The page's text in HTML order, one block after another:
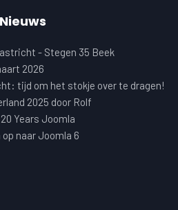
- Stegen 35 Beek
2026
tijd om het stokje over te dragen!
2025 door Rolf
Years Joomla
naar Joomla 6